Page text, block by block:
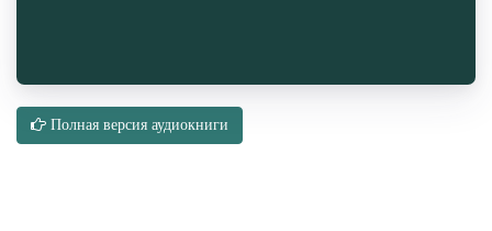
Полная версия аудиокниги